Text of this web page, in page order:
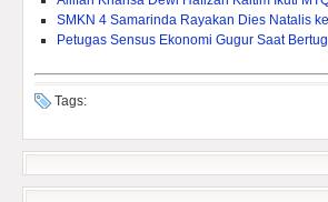
SMKN 4 Samarinda Rayakan Dies Natalis
Petugas Sensus Ekonomi Gugur Saat
Tags: